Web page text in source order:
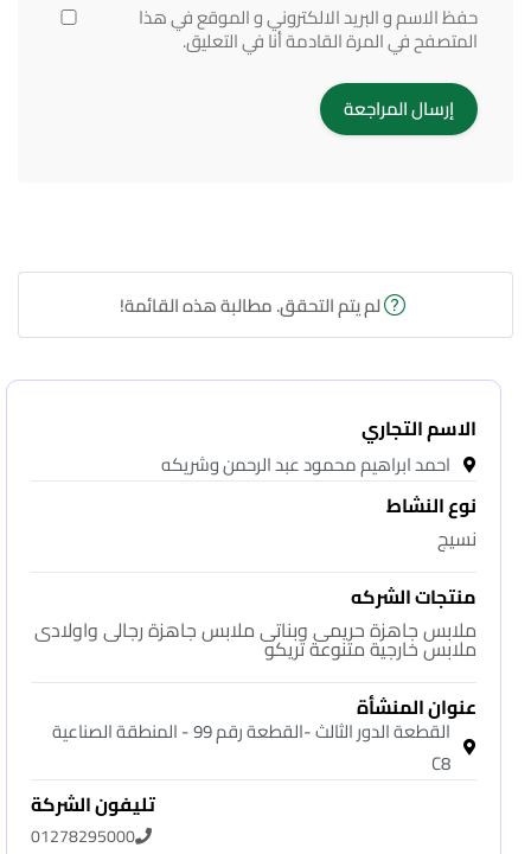
حفظ الاسم و البريد الالكتروني و الموقع في هذا
المتصفح في المرة القادمة أنا في التعليق.
لم يتم التحقق. مطالبة هذه القائمة!
الاسم التجاري
احمد ابراهيم محمود عبد الرحمن وشريكه
نوع النشاط
نسيج
منتجات الشركه
ملابس جاهزة حريمى وبناتى ملابس جاهزة رجالى واولادى
ملابس خارجية متنوعة تريكو
عنوان المنشأة
القطعة الدور الثالث -القطعة رقم 99 - المنطقة الصناعية
C8
تليفون الشركة
01278295000